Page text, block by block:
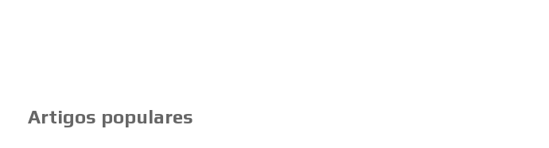
Artigos populares